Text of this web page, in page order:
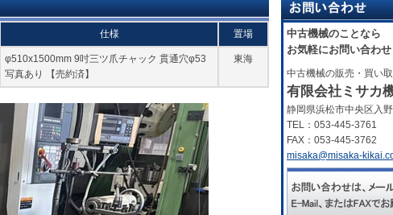
仕様 置場
φ510x1500mm 9吋三ツ爪チャック 貫通穴φ53
写真あり 【売約済】
東海
中古機械のことなら
お気軽にお問い合わせ
中古機械の販売・買い取
有限会社ミサカ
静岡県浜松市中央区入
TEL：053-445-3761
FAX：053-445-3762
misaka@misaka-